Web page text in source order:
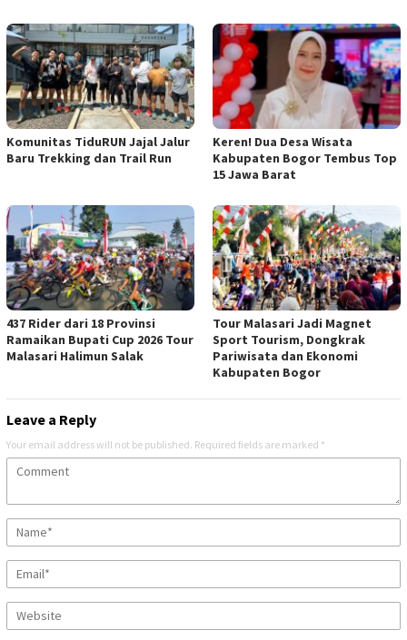
Komunitas TiduRUN Jajal Jalur
Baru Trekking dan Trail Run
Keren! Dua Desa Wisata
Kabupaten Bogor Tembus Top
15 Jawa Barat
437 Rider dari 18 Provinsi
Ramaikan Bupati Cup 2026 Tour
Malasari Halimun Salak
Tour Malasari Jadi Magnet
Sport Tourism, Dongkrak
Pariwisata dan Ekonomi
Kabupaten Bogor
Leave a Reply
Your email address will not be published. Required fields are marked *